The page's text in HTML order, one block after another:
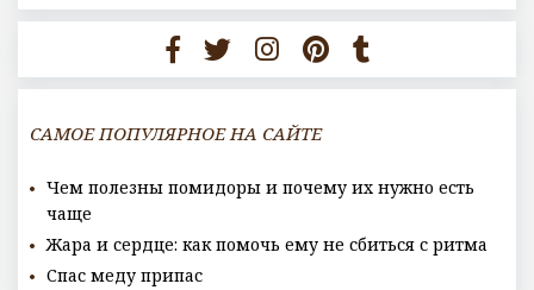
САМОЕ ПОПУЛЯРНОЕ НА САЙТЕ
Чем полезны помидоры и почему их нужно есть
чаще
Жара и сердце: как помочь ему не сбиться с ритма
Спас меду припас